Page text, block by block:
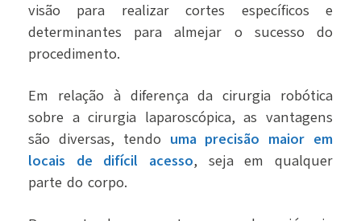
visão para realizar cortes específicos e
determinantes para almejar o sucesso do
procedimento.
Em relação à diferença da cirurgia robótica
sobre a cirurgia laparoscópica, as vantagens
são diversas, tendo uma precisão maior em
locais de difícil acesso, seja em qualquer
parte do corpo.